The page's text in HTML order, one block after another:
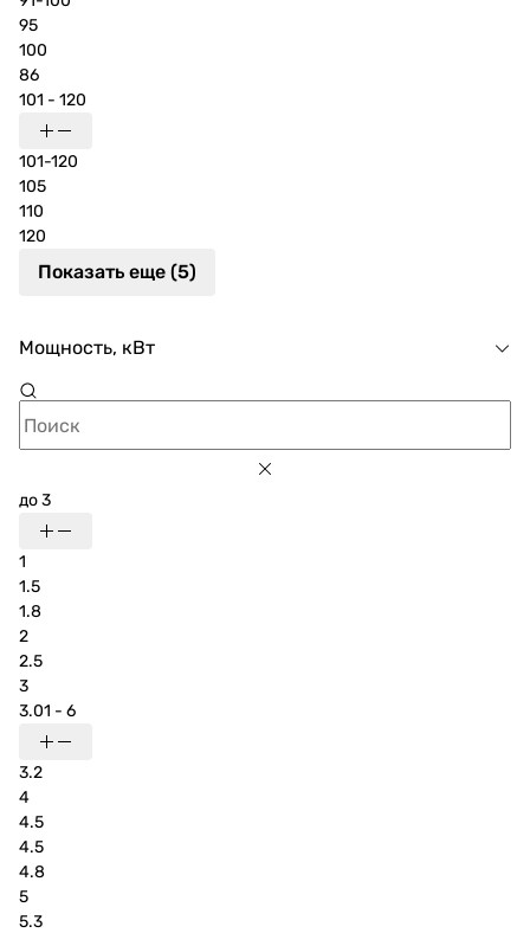
комплектации, а погодозависимое управление, Wi-Fi,
программатор сделают пользование комфортным.
Переходите в наш каталог, чтобы выбрать и заказать
электрокотёл мощностью 9 кВт с оперативной
доставкой.
95
100
86
101 - 120
101-120
105
110
120
Показать еще (5)
Мощность, кВт
до 3
1
1.5
1.8
2
2.5
3
3.01 - 6
3.2
4
4.5
4.5
4.8
5
5.3